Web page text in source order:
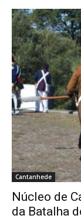
Cantanhede
Núcleo de
da Batalha